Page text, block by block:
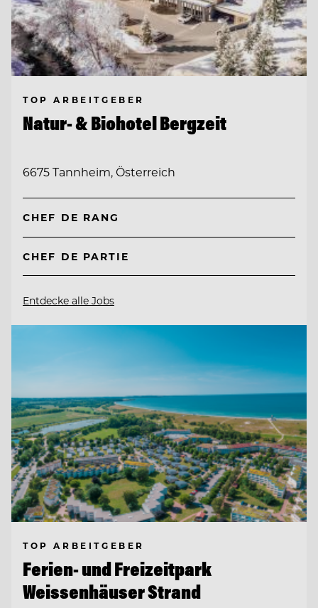
TOP ARBEITGEBER
Natur- & Biohotel Bergzeit
6675 Tannheim, Österreich
CHEF DE RANG
CHEF DE PARTIE
Entdecke alle Jobs
TOP ARBEITGEBER
Ferien- und Freizeitpark
Weissenhäuser Strand